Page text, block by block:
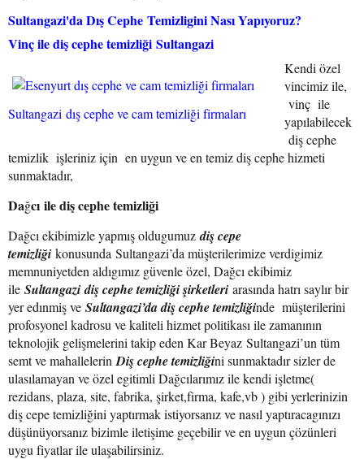
Sultangazi'da Dış Cephe Temizligini Nası Yapıyoruz?
Vinç ile diş cephe temizliği Sultangazi
Sultangazi dış cephe ve cam temizliği firmaları
Kendi özel
vincimiz ile,
vinç ile
yapılabilecek
diş cephe
temizlik işleriniz için en uygun ve en temiz diş cephe hizmeti
sunmaktadır,
Dağcı ile diş cephe temizliği
Dağcı ekibimizle yapmış oldugumuzdiş cepe
temizliği konusunda Sultangazi’da müşterilerimize verdigimiz
memnuniyetden aldıgımız güvenle özel, Dağcı ekibimiz
ile Sultangazi diş cephe temizliği şirketleri arasında hatrı saylır bir
yer edınmiş ve Sultangazi’da diş cephe temizliğinde müşterilerini
profosyonel kadrosu ve kaliteli hizmet politikası ile zamanının
teknolojik gelişmelerini takip eden Kar Beyaz Sultangazi’un tüm
semt ve mahallelerin Diş cephe temizliğini sunmaktadır sizler de
ulasılamayan ve özel egitimli Dağcılarımız ile kendi işletme(
rezidans, plaza, site, fabrika, şirket,firma, kafe,vb ) gibi yerlerinizin
diş cepe temizliğini yaptırmak istiyorsanız ve nasıl yaptıracagınızı
düşünüyorsanız bizimle iletişime geçebilir ve en uygun çözünleri
uygu fiyatlar ile ulaşabilirsiniz.